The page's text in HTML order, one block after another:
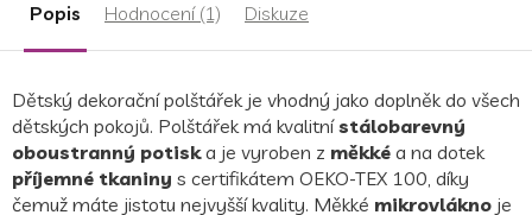
5
hvězdiček.
Popis Hodnocení (1) Diskuze
Dětský dekorační polštářek je vhodný jako doplněk do všech
dětských pokojů. Polštářek má kvalitnístálobarevný
oboustranný potiska je vyroben z měkké a na dotek
příjemné tkaniny s certifikátem OEKO-TEX 100, díky
čemuž máte jistotu nejvyšší kvality. Měkké mikrovlákno je